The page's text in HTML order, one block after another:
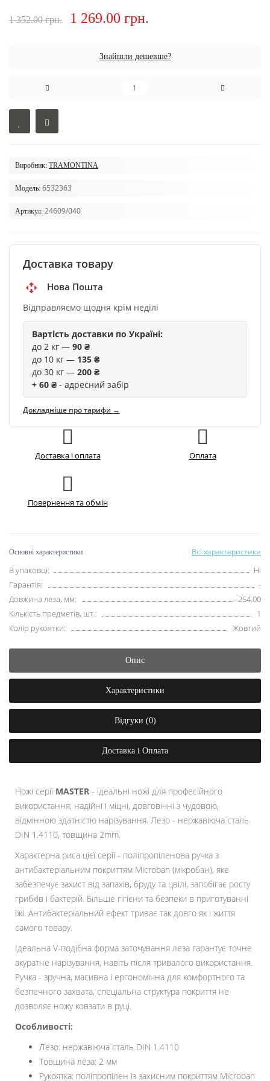
1 352.00 грн. 1 269.00 грн.
Знайшли дешевше?
Виробник: TRAMONTINA
Модель: 6532363
Артикул: 24609/040
Доставка товару
Нова Пошта
Відправляємо щодня крім неділі
Вартість доставки по Україні:
до 2 кг — 90 ₴
до 10 кг — 135 ₴
до 30 кг — 200 ₴
+ 60 ₴ - адресний забір
Докладніше про тарифи →
Доставка і оплата Оплата
Повернення та обмін
Основні характеристики Всі характеристики
В упаковці:
Ні
Гарантія:
-
Довжина леза, мм:
254.00
Кількість предметів, шт.:
1
Колір рукоятки:
Жовтий
Опис
Характеристики
Відгуки (0)
Доставка і Оплата
Ножі серії MASTER - ідеальні ножі для професійного
використання, надійні і міцні, довговічні з чудовою,
відмінною здатністю нарізування. Лезо - нержавіюча сталь
DIN 1.4110, товщина 2mm.
Характерна риса цієї серії - поліпропіленова ручка з
антибактеріальним покриттям Microban (мікробан), яке
забезпечує захист від запахів, бруду та цвілі, запобігає росту
грибків і бактерій. Більше гігієни та безпеки в приготуванні
їжі. Антибактеріальний ефект триває так довго як і життя
самого товару.
Ідеальна V-подібна форма заточування леза гарантує точне
акуратне нарізування, навіть після тривалого використання.
Ручка - зручна, масивна і ергономічна для комфортного та
безпечного захвата, спеціальна структура покриття не
дозволяє ножу ковзати в руці.
Особливості:
Лезо: нержавіюча сталь DIN 1.4110
Товщина леза: 2 мм
Рукоятка: поліпропілен із захисним покриттям Microban